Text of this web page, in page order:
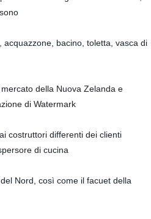
acquazzone, bacino, toletta, vasca di
della Nuova Zelanda e
di Watermark
costruttori differenti dei clienti
di cucina
Nord, così come il facuet della